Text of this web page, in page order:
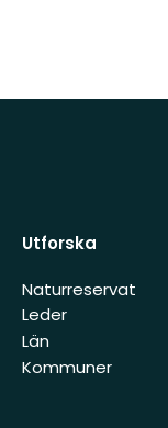
Utforska
Naturreservat
Leder
Län
Kommuner